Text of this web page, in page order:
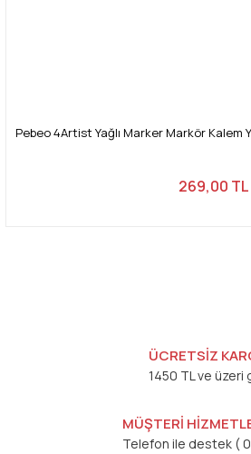
Pebeo 4Artist Yağlı Marker Markör Kalem
269,00 TL
ÜCRETSİZ
1450 TL ve üzeri
MÜŞTERİ
Telefon ile destek (